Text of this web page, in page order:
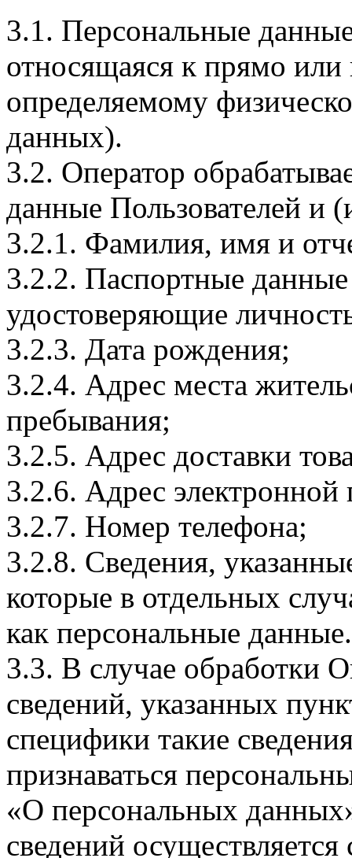
3.1. Персональные
относящаяся к прямо
определяемому
данных).
3.2. Оператор
данные Пользователей и
3.2.1. Фамилия, имя и
3.2.2. Паспортные
удостоверяющие
3.2.3. Дата рождения;
3.2.4. Адрес места
пребывания;
3.2.5. Адрес доставки
3.2.6. Адрес электронной
3.2.7. Номер телефона;
3.2.8. Сведения,
которые в отдельных
как персональные данные.
3.3. В случае обработки
сведений, указанных
специфики такие
признаваться
«О персональных
сведений